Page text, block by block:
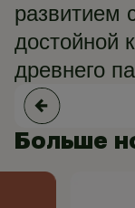
развитием
достойной
древнего
Больше